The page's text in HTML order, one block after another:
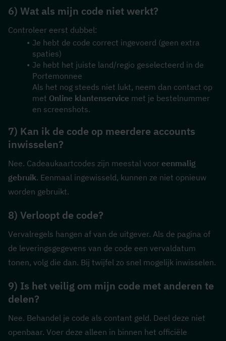
6) Wat als mijn code niet werkt?
Controleer eerst dubbel:
Je hebt de code correct ingevoerd (geen extra
spaties)
Je hebt het juiste land/regio geselecteerd in de
Portemonnee
Als het nog steeds niet lukt, neem dan contact op
met Online klantenservice met je bestelnummer
en screenshots.
7) Kan ik de code op meerdere accounts
inwisselen?
Nee. Cadeaukaartcodes zijn meestal voor eenmalig
gebruik. Eenmaal ingewisseld, kunnen ze niet opnieuw
worden gebruikt.
8) Verloopt de code?
Vervalregels hangen af van de uitgever. Als de pagina of
de leveringsgegevens van de code een vervaldatum
tonen, volg die dan. Bij twijfel zo snel mogelijk inwisselen.
9) Is het veilig om mijn code met anderen te
delen?
Nee. Behandel je code als contant geld. Deel deze niet
openbaar. Voer deze alleen in binnen het officiële